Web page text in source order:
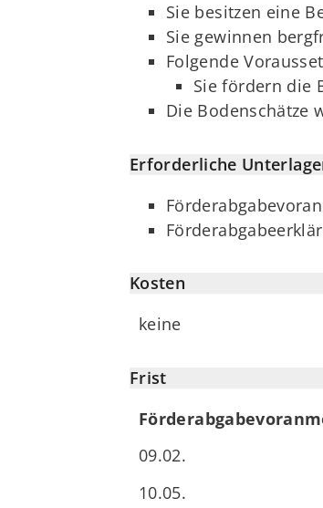
Sie besitzen eine
Sie gewinnen
Folgende
Sie fördern die
Die Bodenschätze
Erforderliche
Kosten
keine
Frist
09.02.
10.05.